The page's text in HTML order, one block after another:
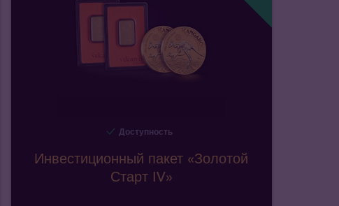
Доступность
Инвестиционный пакет «Золотой
Старт IV»